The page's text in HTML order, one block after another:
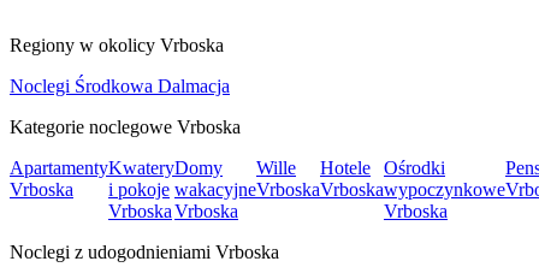
Regiony w okolicy Vrboska
Noclegi Środkowa Dalmacja
Kategorie noclegowe Vrboska
Apartamenty
Vrboska
Kwatery
i pokoje
Vrboska
Domy
wakacyjne
Vrboska
Wille
Vrboska
Hotele
Vrboska
Ośrodki
wypoczynkowe
Vrboska
Noclegi z udogodnieniami Vrboska